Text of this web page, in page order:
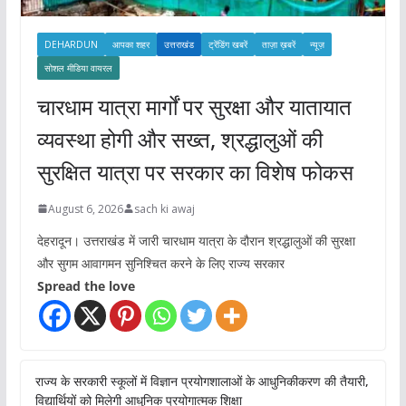
DEHARDUN आपका शहर उत्तराखंड ट्रेंडिंग खबरें ताज़ा ख़बरें
न्यूज़
सोशल मीडिया वायरल
चारधाम यात्रा मार्गों पर सुरक्षा और यातायात
व्यवस्था होगी और सख्त, श्रद्धालुओं की
सुरक्षित यात्रा पर सरकार का विशेष फोकस
August 6, 2026 sach ki awaj
देहरादून। उत्तराखंड में जारी चारधाम यात्रा के दौरान श्रद्धालुओं की सुरक्षा
और सुगम आवागमन सुनिश्चित करने के लिए राज्य सरकार
Spread the love
राज्य के सरकारी स्कूलों में विज्ञान प्रयोगशालाओं के आधुनिकीकरण की तैयारी,
विद्यार्थियों को मिलेगी आधुनिक प्रयोगात्मक शिक्षा